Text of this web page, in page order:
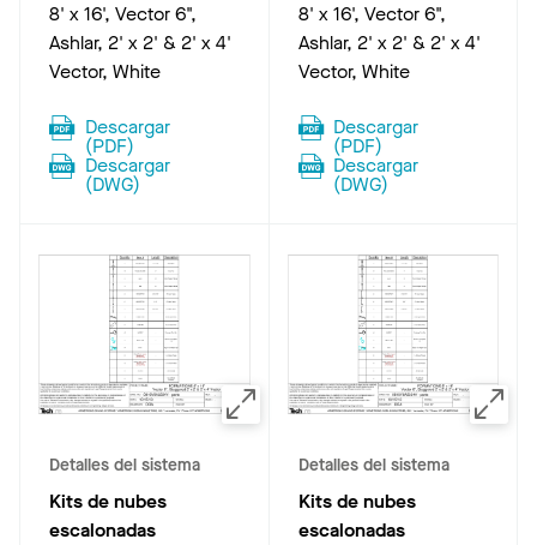
8' x 16', Vector 6",
Ashlar, 2' x 2' & 2' x 4'
Vector, White
Descargar
(PDF)
Descargar
(DWG)
8' x 16', Vector 6",
Ashlar, 2' x 2' & 2' x 4'
Vector, White
Descargar
(PDF)
Descargar
(DWG)
Detalles del sistema
Kits de nubes
escalonadas
Detalles del sistema
Kits de nubes
escalonadas